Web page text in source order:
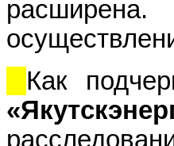
расширена.
Как